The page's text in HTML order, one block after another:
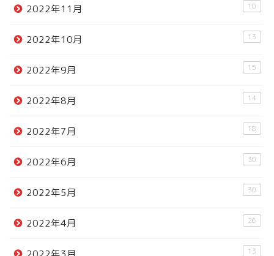
2022年11月 10
2022年10月 13
2022年9月 15
2022年8月 14
2022年7月 18
2022年6月 30
2022年5月 30
2022年4月 26
13